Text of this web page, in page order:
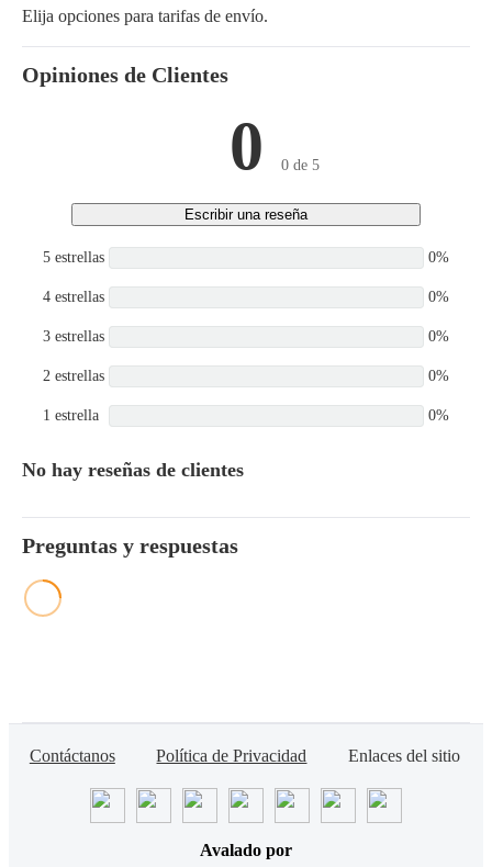
Elija opciones para tarifas de envío.
Opiniones de Clientes
0 0 de 5
Escribir una reseña
5 estrellas 0%
4 estrellas 0%
3 estrellas 0%
2 estrellas 0%
1 estrella 0%
No hay reseñas de clientes
Preguntas y respuestas
Contáctanos Política de Privacidad Enlaces del sitio
Avalado por